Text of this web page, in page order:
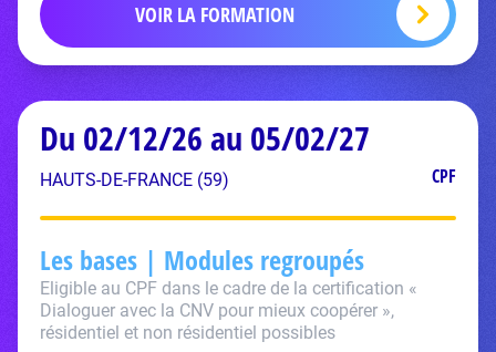
VOIR LA FORMATION
Du 02/12/26 au 05/02/27
HAUTS-DE-FRANCE (59) CPF
Les bases | Modules regroupés
Eligible au CPF dans le cadre de la certification «
Dialoguer avec la CNV pour mieux coopérer »,
résidentiel et non résidentiel possibles